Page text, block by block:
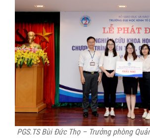
PGS.TS Bùi Đức Thọ – Trưởng phòng